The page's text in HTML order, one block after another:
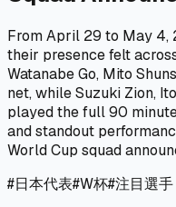
From April 29 to May 4,
their presence felt
Watanabe Go, Mito
net, while Suzuki Zion,
played the full 90
and standout
World Cup squad
#日本代表#W杯#注目選手